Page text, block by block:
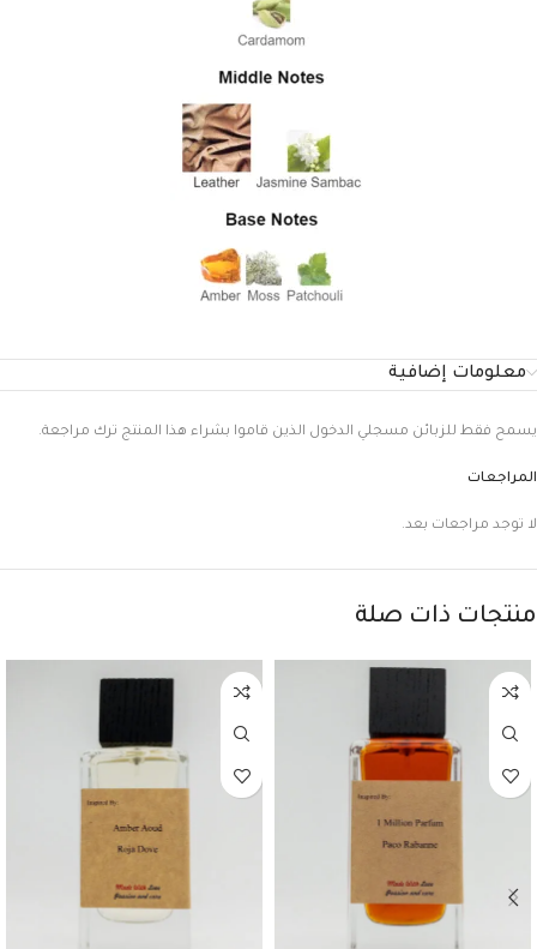
معلومات إضافية
المراجعات
لا توجد مراجعات بعد.
يسمح فقط للزبائن مسجلي الدخول الذين قاموا بشراء هذا المنتج ترك مراجعة.
منتجات ذات صلة